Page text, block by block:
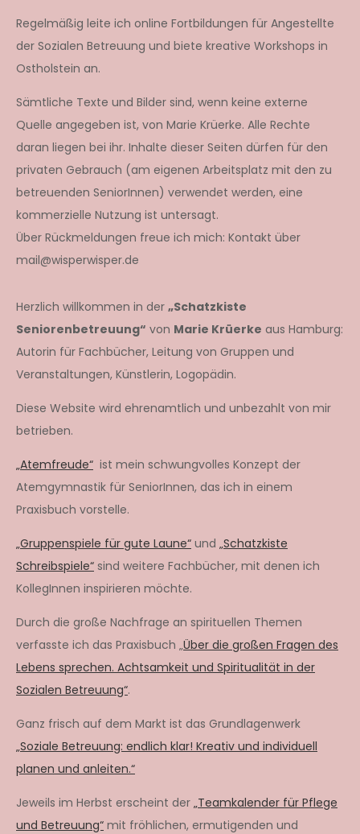
Regelmäßig leite ich online Fortbildungen für Angestellte
der Sozialen Betreuung und biete kreative Workshops in
Ostholstein an.
Sämtliche Texte und Bilder sind, wenn keine externe
Quelle angegeben ist, von Marie Krüerke. Alle Rechte
daran liegen bei ihr. Inhalte dieser Seiten dürfen für den
privaten Gebrauch (am eigenen Arbeitsplatz mit den zu
betreuenden SeniorInnen) verwendet werden, eine
kommerzielle Nutzung ist untersagt.
Über Rückmeldungen freue ich mich: Kontakt über
mail@wisperwisper.de
Herzlich willkommen in der „Schatzkiste
Seniorenbetreuung“ von Marie Krüerke aus Hamburg:
Autorin für Fachbücher, Leitung von Gruppen und
Veranstaltungen, Künstlerin, Logopädin.
Diese Website wird ehrenamtlich und unbezahlt von mir
betrieben.
„Atemfreude“ ist mein schwungvolles Konzept der
Atemgymnastik für SeniorInnen, das ich in einem
Praxisbuch vorstelle.
„Gruppenspiele für gute Laune“ und „Schatzkiste
Schreibspiele“ sind weitere Fachbücher, mit denen ich
KollegInnen inspirieren möchte.
Durch die große Nachfrage an spirituellen Themen
verfasste ich das Praxisbuch „Über die großen Fragen des
Lebens sprechen. Achtsamkeit und Spiritualität in der
Sozialen Betreuung“.
Ganz frisch auf dem Markt ist das Grundlagenwerk
„Soziale Betreuung: endlich klar! Kreativ und individuell
planen und anleiten.“
Jeweils im Herbst erscheint der „Teamkalender für Pflege
und Betreuung“ mit fröhlichen, ermutigenden und